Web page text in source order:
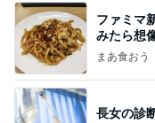
ファミマ
みたら想
話
まあ食おう
長女の診